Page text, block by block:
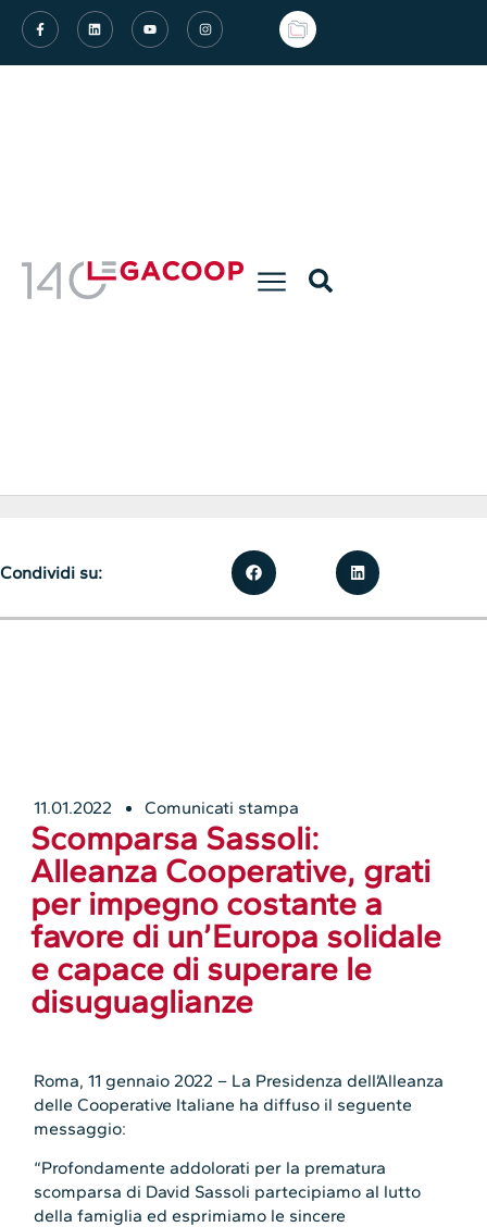
11.01.2022 Comunicati stampa
Scomparsa Sassoli:
Alleanza Cooperative, grati
per impegno costante a
favore di un’Europa solidale
e capace di superare le
disuguaglianze
Roma, 11 gennaio 2022 – La Presidenza dell’Alleanza
delle Cooperative Italiane ha diffuso il seguente
messaggio:
“Profondamente addolorati per la prematura
scomparsa di David Sassoli partecipiamo al lutto
della famiglia ed esprimiamo le sincere
Condividi su: